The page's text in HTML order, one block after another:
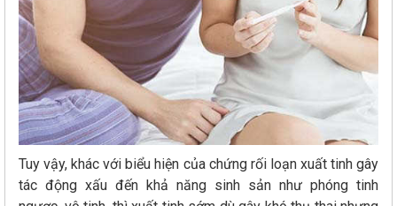
Tuy vậy, khác với biểu hiện của chứng rối loạn xuất tinh gây
tác động xấu đến khả năng sinh sản như phóng tinh